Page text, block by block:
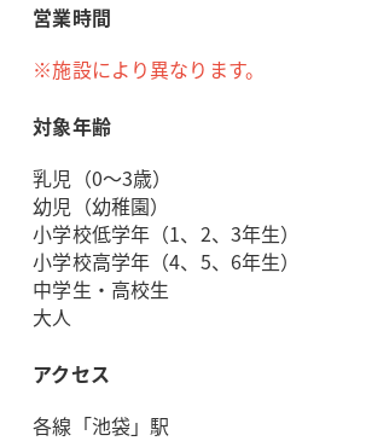
営業時間
※施設により異なります。
対象年齢
乳児（0～3歳）
幼児（幼稚園）
小学校低学年（1、2、3年生）
小学校高学年（4、5、6年生）
中学生・高校生
大人
アクセス
各線「池袋」駅